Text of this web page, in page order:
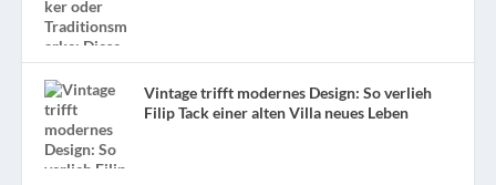
Vintage trifft modernes Design: So verlieh
Filip Tack einer alten Villa neues Leben